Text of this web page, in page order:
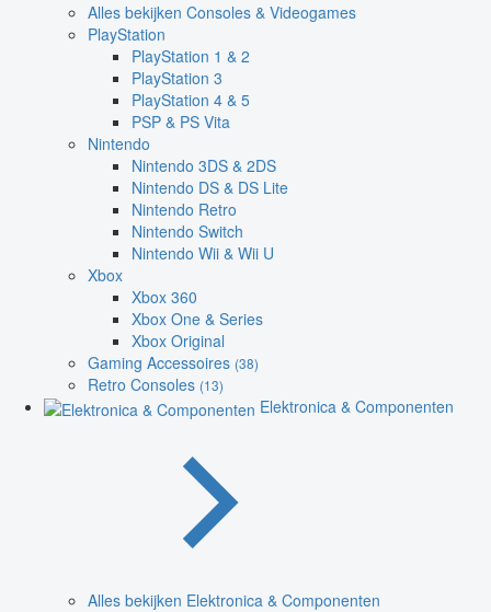
Alles bekijken Consoles & Videogames
PlayStation
PlayStation 1 & 2
PlayStation 3
PlayStation 4 & 5
PSP & PS Vita
Nintendo
Nintendo 3DS & 2DS
Nintendo DS & DS Lite
Nintendo Retro
Nintendo Switch
Nintendo Wii & Wii U
Xbox
Xbox 360
Xbox One & Series
Xbox Original
Gaming Accessoires (38)
Retro Consoles (13)
Elektronica & Componenten
Alles bekijken Elektronica & Componenten